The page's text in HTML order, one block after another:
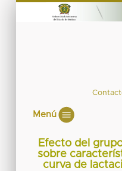
Menú
Efecto del
sobre
curva de